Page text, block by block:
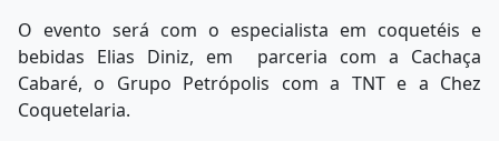
O evento será com o especialista em coquetéis e
bebidas Elias Diniz, em parceria com a Cachaça
Cabaré, o Grupo Petrópolis com a TNT e a Chez
Coquetelaria.